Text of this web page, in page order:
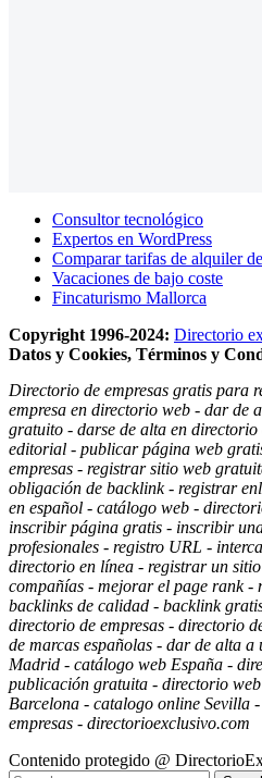
Consultor tecnológico
Expertos en WordPress
Comparar tarifas de alquiler
Vacaciones de bajo coste
Fincaturismo Mallorca
Copyright 1996-2024: Directorio
Datos y Cookies, Términos y
Directorio de empresas gratis para
empresa en directorio web - dar de
gratuito - darse de alta en
editorial - publicar página web
empresas - registrar sitio web
obligación de backlink - registrar
en español - catálogo web -
inscribir página gratis - inscribir
profesionales - registro URL -
directorio en línea - registrar un
compañías - mejorar el page rank -
backlinks de calidad - backlink
directorio de empresas - directorio
de marcas españolas - dar de alta
Madrid - catálogo web España -
publicación gratuita - directorio
Barcelona - catalogo online Sevilla
empresas - directorioexclusivo.com
Contenido protegido @